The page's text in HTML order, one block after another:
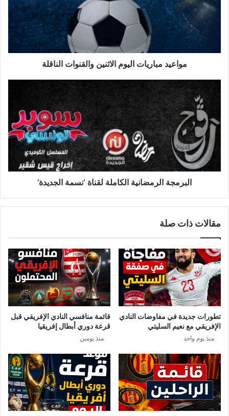
والقنوات
مواعيد مباريات اليوم الاثنين والقنوات الناقلة
الرمضانية
الكاملة
لقناة
‘نسمة
الجديدة’
البرمجة الرمضانية الكاملة لقناة ‘نسمة الجديدة’
مقالات ذات صلة
تطورات جديدة في مفاوضات النادي
الإفريقي مع نعيم السليتي
منذ يوم واحد
قائمة منافسي النادي الإفريقي قبل
قرعة دوري أبطال إفريقيا
منذ يومين